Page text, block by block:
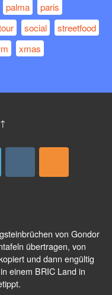
palma
paris
social
streetfood
xmas
von Gondor
übertragen, von
und dann engültig
einem BRIC Land in